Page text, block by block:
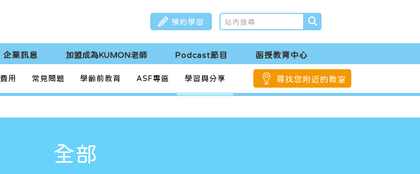
預約學習
企業訊息 加盟成為KUMON老師 Podcast節目 函授教育中心
費用 常見問題 學齡前教育 ASF專區 學習與分享 尋找您附近的教室
全部